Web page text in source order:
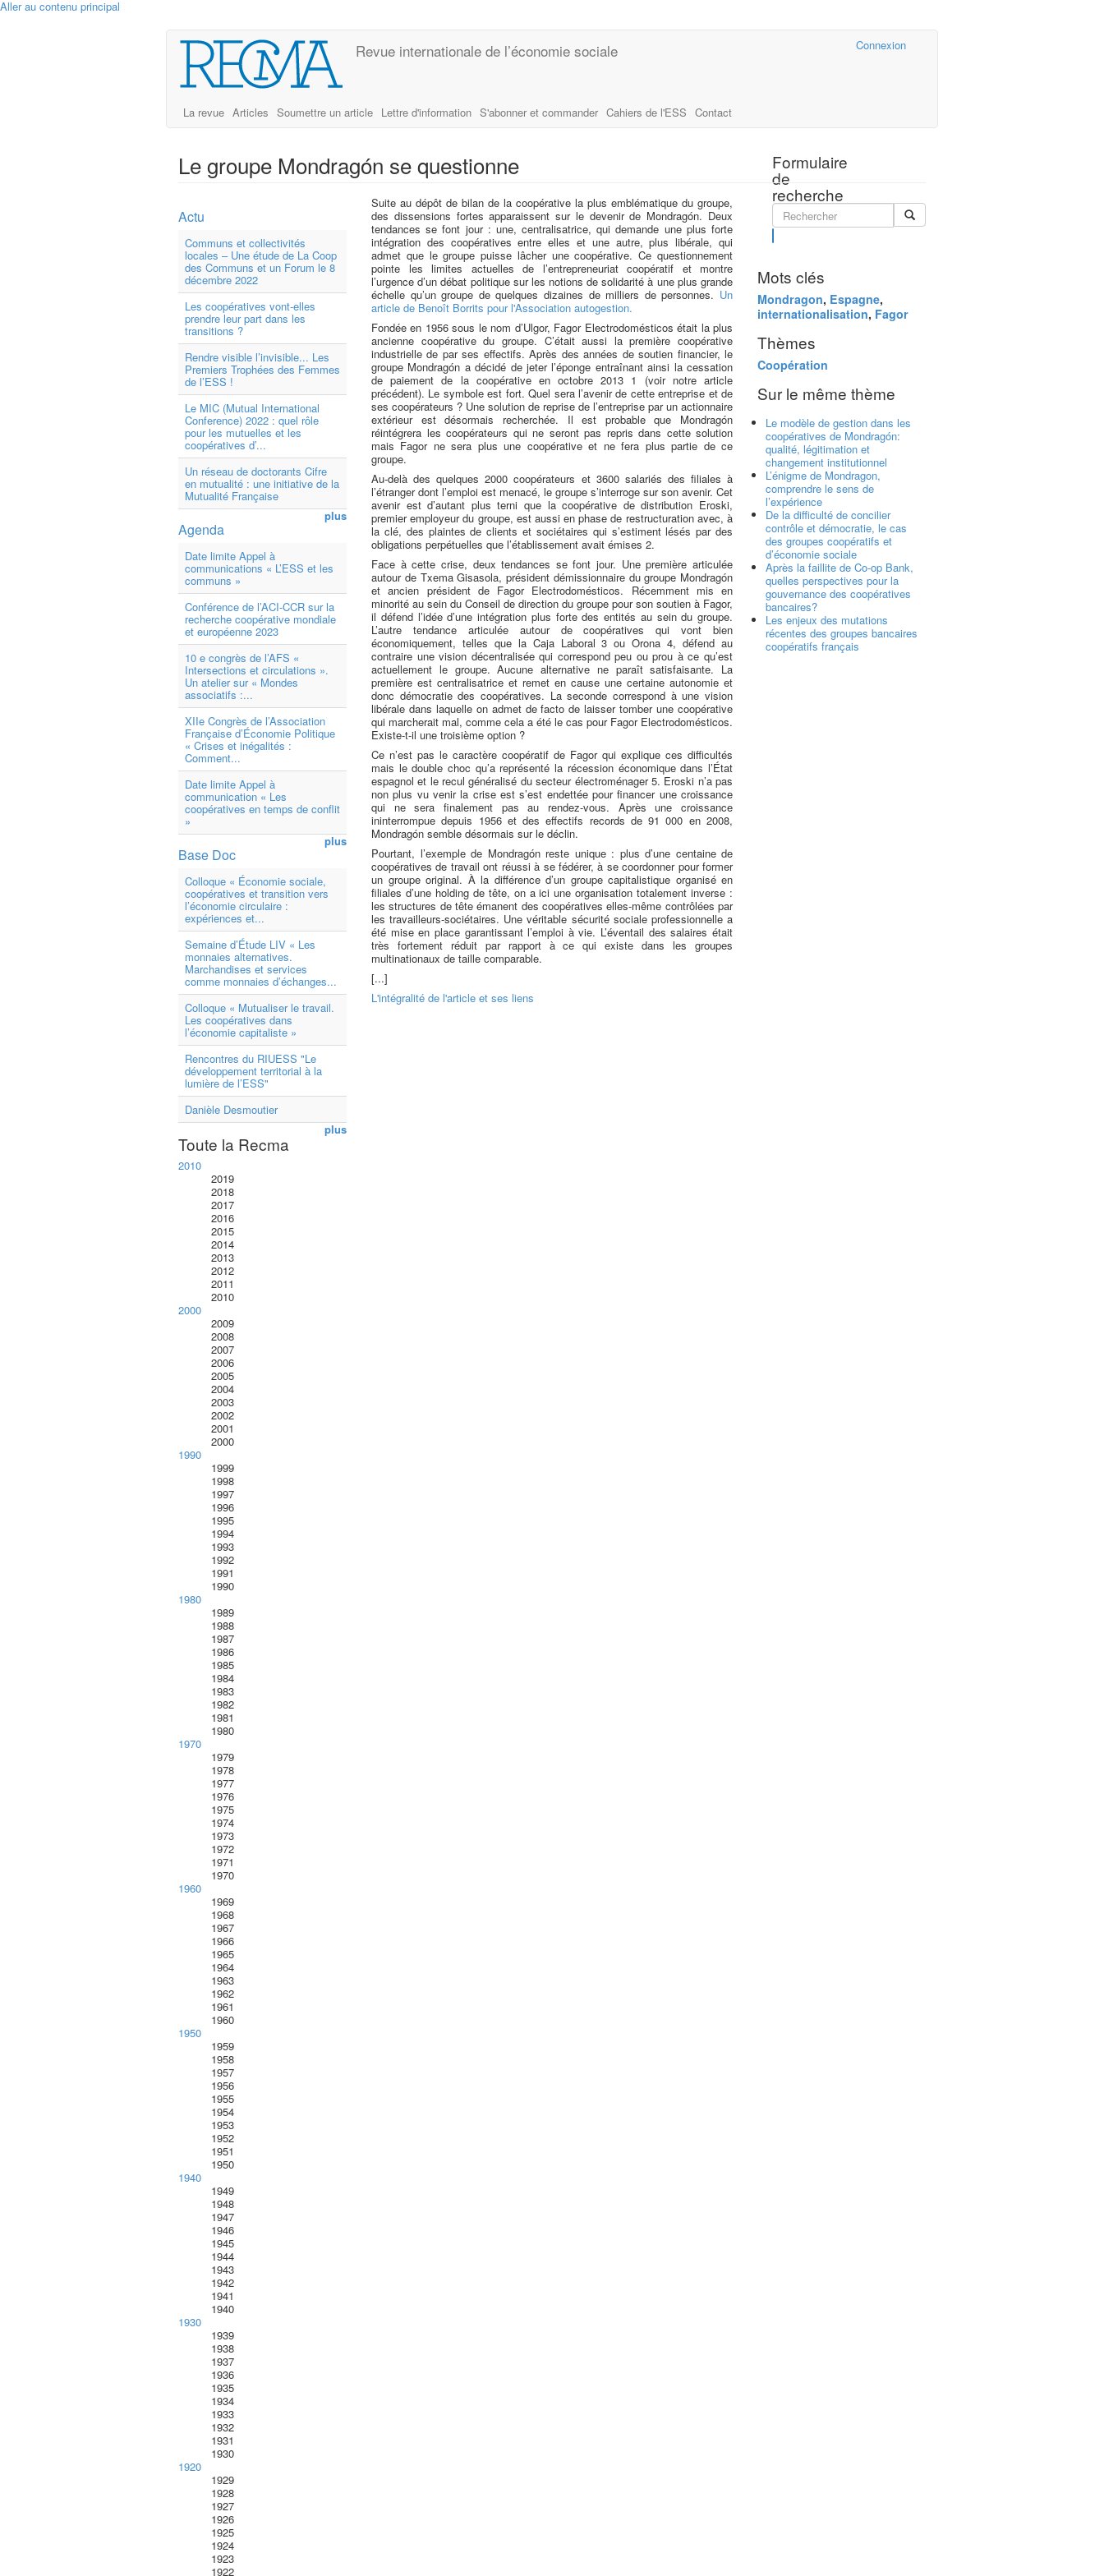
Aller au contenu principal
Connexion
Revue internationale de l’économie sociale
La revue Articles Soumettre un article Lettre d'information S'abonner et commander Cahiers de l'ESS Contact
Formulaire
de
recherche
Le groupe Mondragón se questionne
Actu
Communs et collectivités
locales – Une étude de La Coop
des Communs et un Forum le 8
décembre 2022
Les coopératives vont-elles
prendre leur part dans les
transitions ?
Rendre visible l’invisible... Les
Premiers Trophées des Femmes
de l’ESS !
Le MIC (Mutual International
Conference) 2022 : quel rôle
pour les mutuelles et les
coopératives d’...
Un réseau de doctorants Cifre
en mutualité : une initiative de la
Mutualité Française
plus
Agenda
Date limite Appel à
communications « L’ESS et les
communs »
Conférence de l’ACI-CCR sur la
recherche coopérative mondiale
et européenne 2023
10 e congrès de l’AFS «
Intersections et circulations ».
Un atelier sur « Mondes
associatifs :...
XIIe Congrès de l’Association
Française d’Économie Politique
« Crises et inégalités :
Comment...
Date limite Appel à
communication « Les
coopératives en temps de conflit
»
plus
Base Doc
Colloque « Économie sociale,
coopératives et transition vers
l’économie circulaire :
expériences et...
Semaine d’Étude LIV « Les
monnaies alternatives.
Marchandises et services
comme monnaies d’échanges...
Colloque « Mutualiser le travail.
Les coopératives dans
l’économie capitaliste »
Rencontres du RIUESS "Le
développement territorial à la
lumière de l’ESS"
Danièle Desmoutier
plus
Toute la Recma
2010
2019
2018
2017
2016
2015
2014
2013
2012
2011
2010
2000
2009
2008
2007
2006
2005
2004
2003
2002
2001
2000
1990
1999
1998
1997
1996
1995
1994
1993
1992
1991
1990
1980
1989
1988
1987
1986
1985
1984
1983
1982
1981
1980
1970
1979
1978
1977
1976
1975
1974
1973
1972
1971
1970
1960
1969
1968
1967
1966
1965
1964
1963
1962
1961
1960
1950
1959
1958
1957
1956
1955
1954
1953
1952
1951
1950
1940
1949
1948
1947
1946
1945
1944
1943
1942
1941
1940
1930
1939
1938
1937
1936
1935
1934
1933
1932
1931
1930
1920
1929
1928
1927
1926
1925
1924
1923
1922
Suite au dépôt de bilan de la coopérative la plus emblématique du groupe,
des dissensions fortes apparaissent sur le devenir de Mondragón. Deux
tendances se font jour : une, centralisatrice, qui demande une plus forte
intégration des coopératives entre elles et une autre, plus libérale, qui
admet que le groupe puisse lâcher une coopérative. Ce questionnement
pointe les limites actuelles de l’entrepreneuriat coopératif et montre
l’urgence d’un débat politique sur les notions de solidarité à une plus grande
échelle qu’un groupe de quelques dizaines de milliers de personnes. Un
article de Benoît Borrits pour l'Association autogestion.
Fondée en 1956 sous le nom d’Ulgor, Fagor Electrodomésticos était la plus
ancienne coopérative du groupe. C’était aussi la première coopérative
industrielle de par ses effectifs. Après des années de soutien financier, le
groupe Mondragón a décidé de jeter l’éponge entraînant ainsi la cessation
de paiement de la coopérative en octobre 2013 1 (voir notre article
précédent). Le symbole est fort. Quel sera l’avenir de cette entreprise et de
ses coopérateurs ? Une solution de reprise de l’entreprise par un actionnaire
extérieur est désormais recherchée. Il est probable que Mondragón
réintégrera les coopérateurs qui ne seront pas repris dans cette solution
mais Fagor ne sera plus une coopérative et ne fera plus partie de ce
groupe.
Au-delà des quelques 2000 coopérateurs et 3600 salariés des filiales à
l’étranger dont l’emploi est menacé, le groupe s’interroge sur son avenir. Cet
avenir est d’autant plus terni que la coopérative de distribution Eroski,
premier employeur du groupe, est aussi en phase de restructuration avec, à
la clé, des plaintes de clients et sociétaires qui s’estiment lésés par des
obligations perpétuelles que l’établissement avait émises 2.
Face à cette crise, deux tendances se font jour. Une première articulée
autour de Txema Gisasola, président démissionnaire du groupe Mondragón
et ancien président de Fagor Electrodomésticos. Récemment mis en
minorité au sein du Conseil de direction du groupe pour son soutien à Fagor,
il défend l’idée d’une intégration plus forte des entités au sein du groupe.
L’autre tendance articulée autour de coopératives qui vont bien
économiquement, telles que la Caja Laboral 3 ou Orona 4, défend au
contraire une vision décentralisée qui correspond peu ou prou à ce qu’est
actuellement le groupe. Aucune alternative ne paraît satisfaisante. La
première est centralisatrice et remet en cause une certaine autonomie et
donc démocratie des coopératives. La seconde correspond à une vision
libérale dans laquelle on admet de facto de laisser tomber une coopérative
qui marcherait mal, comme cela a été le cas pour Fagor Electrodomésticos.
Existe-t-il une troisième option ?
Ce n’est pas le caractère coopératif de Fagor qui explique ces difficultés
mais le double choc qu’a représenté la récession économique dans l’État
espagnol et le recul généralisé du secteur électroménager 5. Eroski n’a pas
non plus vu venir la crise est s’est endettée pour financer une croissance
qui ne sera finalement pas au rendez-vous. Après une croissance
ininterrompue depuis 1956 et des effectifs records de 91 000 en 2008,
Mondragón semble désormais sur le déclin.
Pourtant, l’exemple de Mondragón reste unique : plus d’une centaine de
coopératives de travail ont réussi à se fédérer, à se coordonner pour former
un groupe original. À la différence d’un groupe capitalistique organisé en
filiales d’une holding de tête, on a ici une organisation totalement inverse :
les structures de tête émanent des coopératives elles-même contrôlées par
les travailleurs-sociétaires. Une véritable sécurité sociale professionnelle a
été mise en place garantissant l’emploi à vie. L’éventail des salaires était
très fortement réduit par rapport à ce qui existe dans les groupes
multinationaux de taille comparable.
[...]
L'intégralité de l'article et ses liens
Mots clés
Mondragon, Espagne,
internationalisation, Fagor
Thèmes
Coopération
Sur le même thème
Le modèle de gestion dans les
coopératives de Mondragón:
qualité, légitimation et
changement institutionnel
L’énigme de Mondragon,
comprendre le sens de
l’expérience
De la difficulté de concilier
contrôle et démocratie, le cas
des groupes coopératifs et
d’économie sociale
Après la faillite de Co-op Bank,
quelles perspectives pour la
gouvernance des coopératives
bancaires?
Les enjeux des mutations
récentes des groupes bancaires
coopératifs français